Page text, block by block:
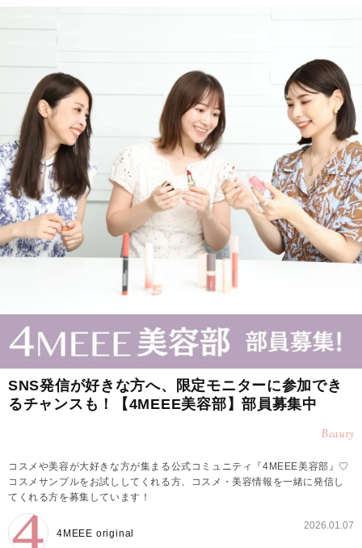
SNS発信が好きな方へ、限定モニターに参加でき
るチャンスも！【4MEEE美容部】部員募集中
Beauty
コスメや美容が大好きな方が集まる公式コミュニティ『4MEEE美容部』♡
コスメサンプルをお試ししてくれる方、コスメ・美容情報を一緒に発信し
てくれる方を募集しています！
4MEEE original
2026.01.07